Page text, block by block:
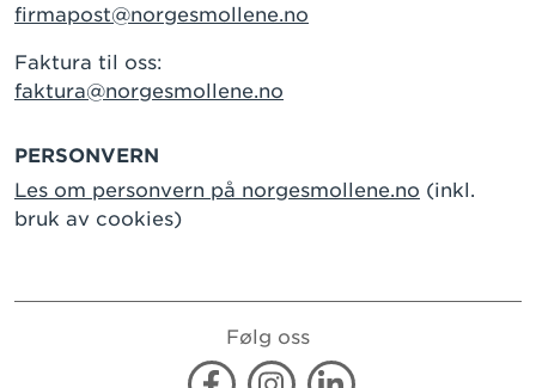
firmapost@norgesmollene.no
Faktura til oss:
faktura@norgesmollene.no
PERSONVERN
Les om personvern på norgesmollene.no (inkl.
bruk av cookies)
Følg oss